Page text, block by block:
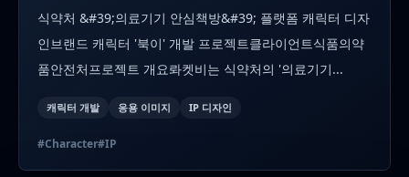
식약처 &#39;의료기기 안심책방&#39; 플랫폼 캐릭터 디자
인브랜드 캐릭터 '북이' 개발 프로젝트클라이언트식품의약
품안전처프로젝트 개요롸켓비는 식약처의 '의료기기...
캐릭터 개발 응용 이미지 IP 디자인
#Character#IP